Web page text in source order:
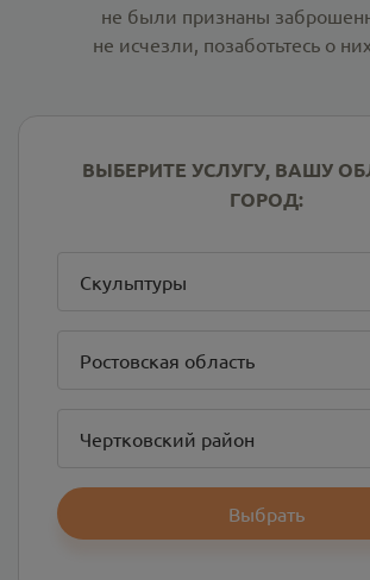
не были признаны
не исчезли, позаботьтесь о
ВЫБЕРИТЕ УСЛУГУ, ВАШУ
ГОРОД:
Скульптуры
Ростовская область
Чертковский район
Выбрать